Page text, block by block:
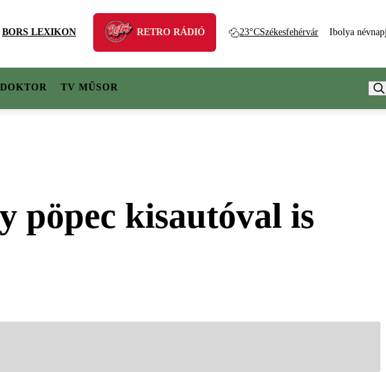
BORS LEXIKON RETRO RÁDIÓ 23°CSzékesfehérvár Ibolya
TV MŰSOR
pöpec kisautóval is